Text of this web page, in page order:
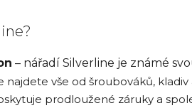
– nářadí Silverline je známé
najdete vše od šroubováků,
prodloužené záruky a